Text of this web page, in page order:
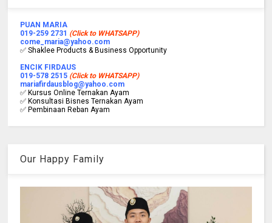
PUAN MARIA
019-259 2731 (Click to WHATSAPP)
come_maria@yahoo.com
✅ Shaklee Products & Business Opportunity
ENCIK FIRDAUS
019-578 2515 (Click to WHATSAPP)
mariafirdausblog@yahoo.com
✅ Kursus Online Ternakan Ayam
✅ Konsultasi Bisnes Ternakan Ayam
✅ Pembinaan Reban Ayam
Our Happy Family